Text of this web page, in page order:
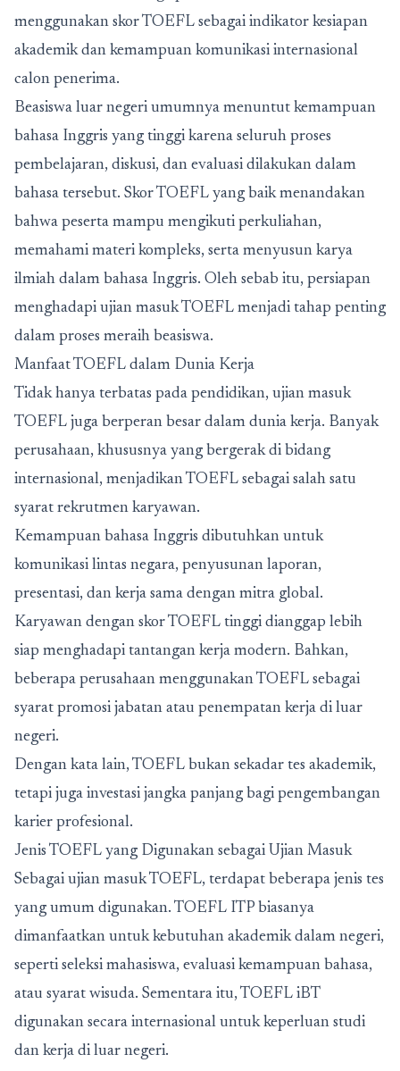
menggunakan skor TOEFL sebagai indikator kesiapan
akademik dan kemampuan komunikasi internasional
calon penerima.
Beasiswa luar negeri umumnya menuntut kemampuan
bahasa Inggris yang tinggi karena seluruh proses
pembelajaran, diskusi, dan evaluasi dilakukan dalam
bahasa tersebut. Skor TOEFL yang baik menandakan
bahwa peserta mampu mengikuti perkuliahan,
memahami materi kompleks, serta menyusun karya
ilmiah dalam bahasa Inggris. Oleh sebab itu, persiapan
menghadapi ujian masuk TOEFL menjadi tahap penting
dalam proses meraih beasiswa.
Manfaat TOEFL dalam Dunia Kerja
Tidak hanya terbatas pada pendidikan, ujian masuk
TOEFL juga berperan besar dalam dunia kerja. Banyak
perusahaan, khususnya yang bergerak di bidang
internasional, menjadikan TOEFL sebagai salah satu
syarat rekrutmen karyawan.
Kemampuan bahasa Inggris dibutuhkan untuk
komunikasi lintas negara, penyusunan laporan,
presentasi, dan kerja sama dengan mitra global.
Karyawan dengan skor TOEFL tinggi dianggap lebih
siap menghadapi tantangan kerja modern. Bahkan,
beberapa perusahaan menggunakan TOEFL sebagai
syarat promosi jabatan atau penempatan kerja di luar
negeri.
Dengan kata lain, TOEFL bukan sekadar tes akademik,
tetapi juga investasi jangka panjang bagi pengembangan
karier profesional.
Jenis TOEFL yang Digunakan sebagai Ujian Masuk
Sebagai ujian masuk TOEFL, terdapat beberapa jenis tes
yang umum digunakan. TOEFL ITP biasanya
dimanfaatkan untuk kebutuhan akademik dalam negeri,
seperti seleksi mahasiswa, evaluasi kemampuan bahasa,
atau syarat wisuda. Sementara itu, TOEFL iBT
digunakan secara internasional untuk keperluan studi
dan kerja di luar negeri.